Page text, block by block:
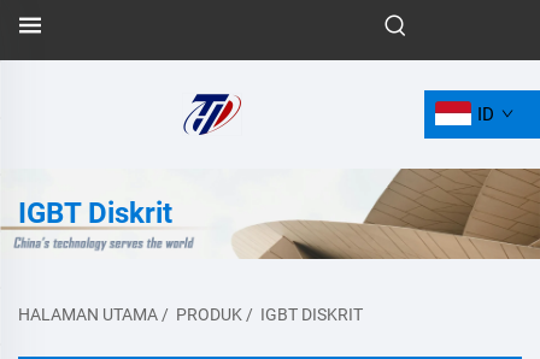
ID
IGBT Diskrit
HALAMAN UTAMA / PRODUK / IGBT DISKRIT